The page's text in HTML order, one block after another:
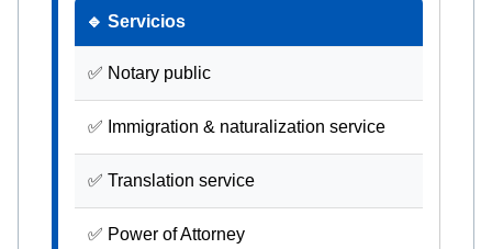
🔹 Servicios
✅ Notary public
✅ Immigration & naturalization service
✅ Translation service
✅ Power of Attorney